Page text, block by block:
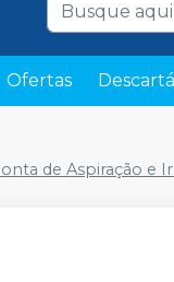
Ofertas
de Aspiração e